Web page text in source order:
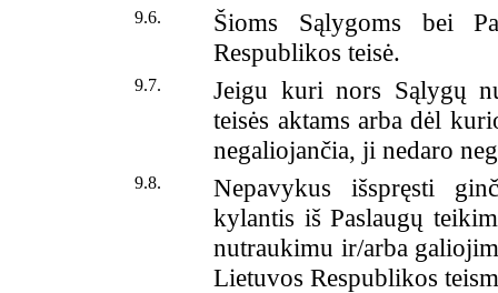
9.6.
Šioms Sąlygoms bei
Respublikos teisė.
9.7.
Jeigu kuri nors Sąlygų
teisės aktams arba dėl
negaliojančia, ji nedaro
9.8.
Nepavykus išspręsti
kylantis iš Paslaugų
nutraukimu ir/arba
Lietuvos Respublikos